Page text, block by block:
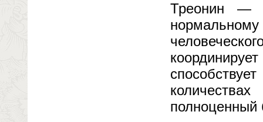
Треонин —
полноценный